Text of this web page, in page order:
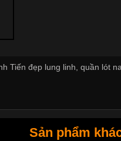
Tiến đẹp lung linh ,quần lót
Sản phẩm